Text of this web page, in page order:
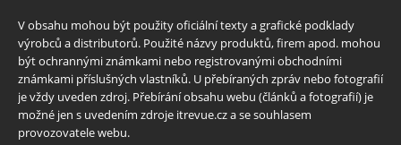
V obsahu mohou být použity oficiální texty a grafické podklady
výrobců a distributorů. Použité názvy produktů, firem apod. mohou
být ochrannými známkami nebo registrovanými obchodními
známkami příslušných vlastníků. U přebíraných zpráv nebo fotografií
je vždy uveden zdroj. Přebírání obsahu webu (článků a fotografií) je
možné jen s uvedením zdroje itrevue.cz a se souhlasem
provozovatele webu.